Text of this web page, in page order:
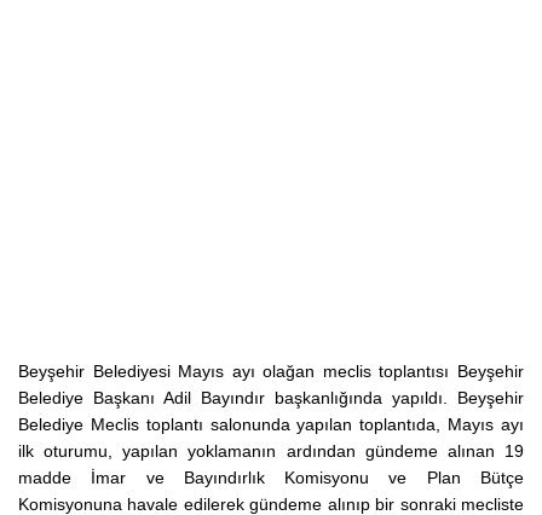
Beyşehir Belediyesi Mayıs ayı olağan meclis toplantısı Beyşehir
Belediye Başkanı Adil Bayındır başkanlığında yapıldı. Beyşehir
Belediye Meclis toplantı salonunda yapılan toplantıda, Mayıs ayı
ilk oturumu, yapılan yoklamanın ardından gündeme alınan 19
madde İmar ve Bayındırlık Komisyonu ve Plan Bütçe
Komisyonuna havale edilerek gündeme alınıp bir sonraki mecliste